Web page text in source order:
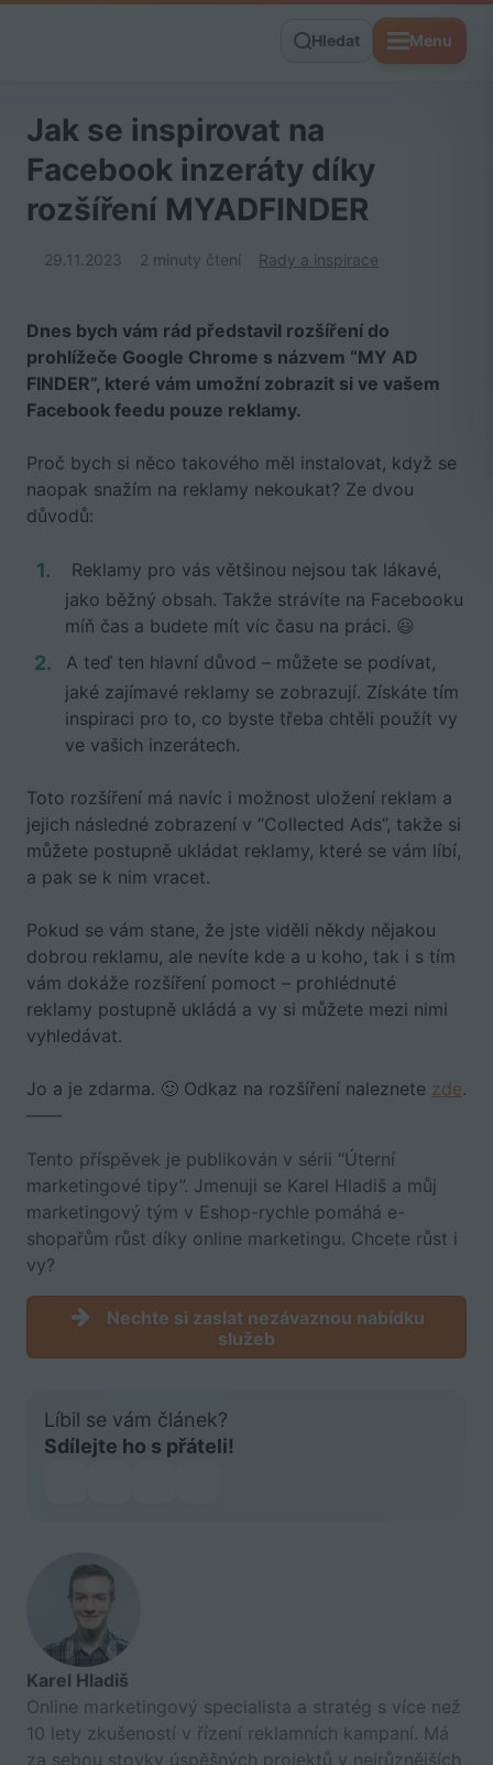
Hledat Menu
Jak se inspirovat na
Facebook inzeráty díky
rozšíření MYADFINDER
29.11.2023 2 minuty čtení Rady a inspirace
Dnes bych vám rád představil rozšíření do
prohlížeče Google Chrome s názvem “MY AD
FINDER”, které vám umožní zobrazit si ve vašem
Facebook feedu pouze reklamy.
Proč bych si něco takového měl instalovat, když se
naopak snažím na reklamy nekoukat? Ze dvou
důvodů:
Reklamy pro vás většinou nejsou tak lákavé,
jako běžný obsah. Takže strávíte na Facebooku
míň čas a budete mít víc času na práci. 😃
A teď ten hlavní důvod – můžete se podívat,
jaké zajímavé reklamy se zobrazují. Získáte tím
inspiraci pro to, co byste třeba chtěli použít vy
ve vašich inzerátech.
Toto rozšíření má navíc i možnost uložení reklam a
jejich následné zobrazení v “Collected Ads”, takže si
můžete postupně ukládat reklamy, které se vám líbí,
a pak se k nim vracet.
Pokud se vám stane, že jste viděli někdy nějakou
dobrou reklamu, ale nevíte kde a u koho, tak i s tím
vám dokáže rozšíření pomoct – prohlédnuté
reklamy postupně ukládá a vy si můžete mezi nimi
vyhledávat.
Jo a je zdarma. 🙂 Odkaz na rozšíření naleznete zde.
——
Tento příspěvek je publikován v sérii “Úterní
marketingové tipy”. Jmenuji se Karel Hladiš a můj
marketingový tým v Eshop-rychle pomáhá e-
shopařům růst díky online marketingu. Chcete růst i
vy?
Nechte si zaslat nezávaznou nabídku
služeb
Líbil se vám článek?
Sdílejte ho s přáteli!
Karel Hladiš
Online marketingový specialista a stratég s více než
10 lety zkušeností v řízení reklamních kampaní. Má
za sebou stovky úspěšných projektů v nejrůznějších